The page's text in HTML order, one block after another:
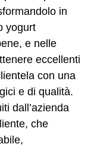
in
yogurt
e nelle
eccellenti
con una
e di qualità.
dall’azienda
che